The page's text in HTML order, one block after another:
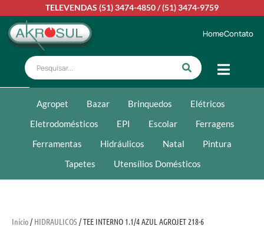
TELEVENDAS (51) 3474-4850/(51) 3474-9759
HomeContato
Agropet Bazar Brinquedos
Elétricos
Eletrodomésticos
EPI Escolar
Ferragens
Ferramentas
Hidráulicos Natal
Pintura
Tapetes
Utensílios Domésticos
Início/ HIDRAULICOS/ TEE INTERNO 1.1/4 AZUL AGROJET 218-6